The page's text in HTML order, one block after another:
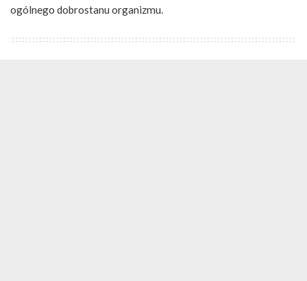
ogólnego dobrostanu organizmu.